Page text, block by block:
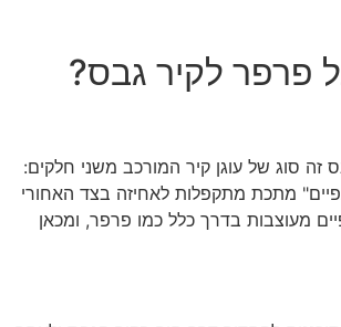
פרפר לקיר גבס?
זה סוג של עוגן קיר המורכב משני חלקים:
מתכת מתקפלות לאחיזה בצד האחורי
מעוצבות בדרך כלל כמו פרפר, ומכאן